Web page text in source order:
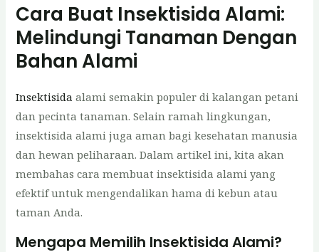
Cara Buat Insektisida Alami:
Melindungi Tanaman Dengan
Bahan Alami
Insektisida alami semakin populer di kalangan petani
dan pecinta tanaman. Selain ramah lingkungan,
insektisida alami juga aman bagi kesehatan manusia
dan hewan peliharaan. Dalam artikel ini, kita akan
membahas cara membuat insektisida alami yang
efektif untuk mengendalikan hama di kebun atau
taman Anda.
Mengapa Memilih Insektisida Alami?